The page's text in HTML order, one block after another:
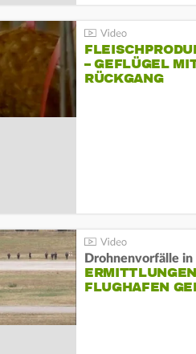
– GEFLÜGEL MIT
ÜCKGANG
Drohnenvorfälle in
FLUGHAFEN